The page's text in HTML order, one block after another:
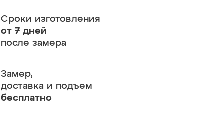
Сроки изготовления
от 7 дней
после замера
Замер,
доставка и подъем
бесплатно